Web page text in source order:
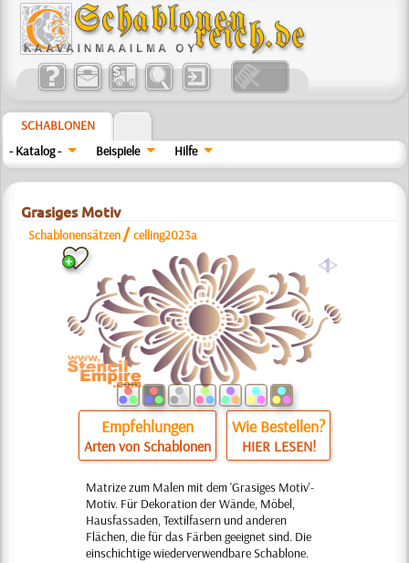
SCHABLONEN
- Katalog -
Beispiele Hilfe
Grasiges Motiv
Schablonensätzen /celling2023a
a
Empfehlungen
Arten von Schablonen
Wie Bestellen?
HIER LESEN!
Matrize zum Malen mit dem 'Grasiges Motiv'-
Motiv. Für Dekoration der Wände, Möbel,
Hausfassaden, Textilfasern und anderen
Flächen, die für das Färben geeignet sind. Die
einschichtige wiederverwendbare Schablone.